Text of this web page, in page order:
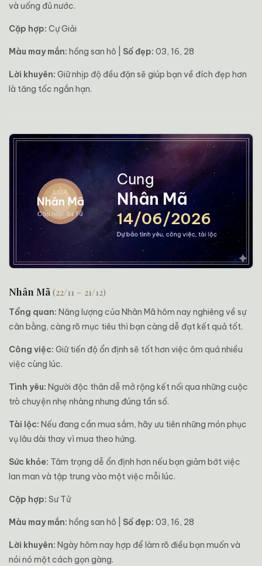
và uống đủ nước.
Cặp hợp: Cự Giải
Màu may mắn: hồng san hô | Số đẹp: 03, 16, 28
Lời khuyên: Giữ nhịp độ đều đặn sẽ giúp bạn về đích đẹp hơn
là tăng tốc ngắn hạn.
Nhân Mã (22/11 – 21/12)
Tổng quan: Năng lượng của Nhân Mã hôm nay nghiêng về sự
cân bằng, càng rõ mục tiêu thì bạn càng dễ đạt kết quả tốt.
Công việc: Giữ tiến độ ổn định sẽ tốt hơn việc ôm quá nhiều
việc cùng lúc.
Tình yêu: Người độc thân dễ mở rộng kết nối qua những cuộc
trò chuyện nhẹ nhàng nhưng đúng tần số.
Tài lộc: Nếu đang cần mua sắm, hãy ưu tiên những món phục
vụ lâu dài thay vì mua theo hứng.
Sức khỏe: Tâm trạng dễ ổn định hơn nếu bạn giảm bớt việc
lan man và tập trung vào một việc mỗi lúc.
Cặp hợp: Sư Tử
Màu may mắn: hồng san hô | Số đẹp: 03, 16, 28
Lời khuyên: Ngày hôm nay hợp để làm rõ điều bạn muốn và
nói nó một cách gọn gàng.